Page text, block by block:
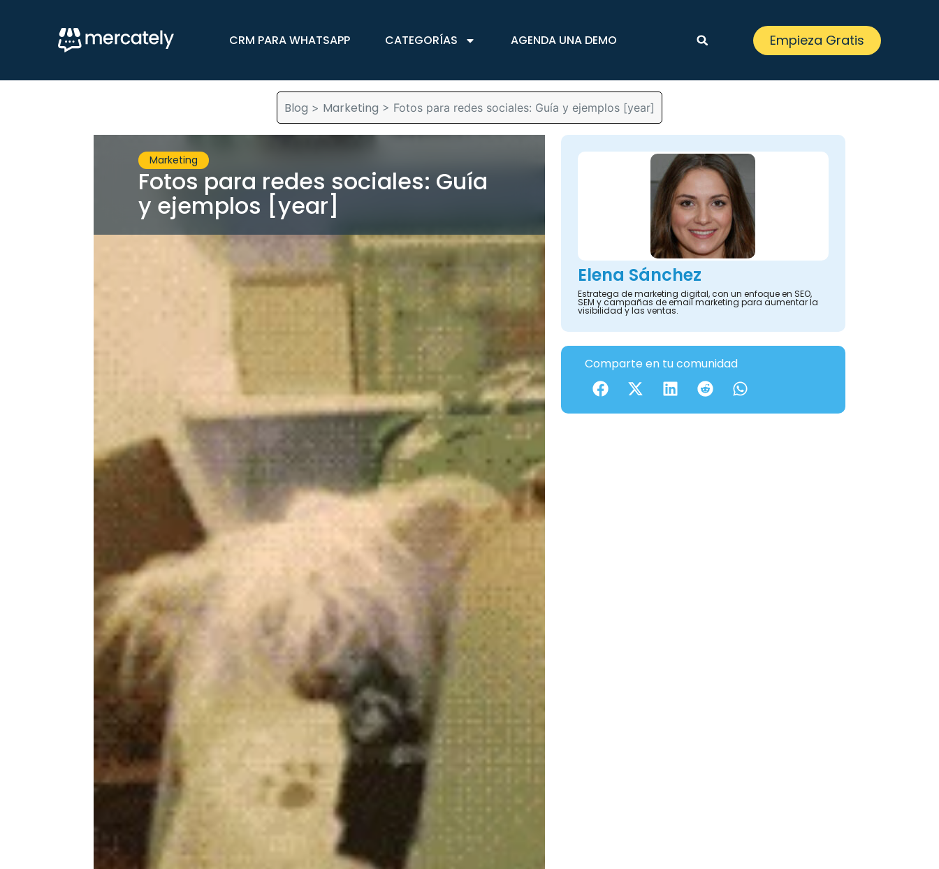
CRM PARA WHATSAPP CATEGORÍAS AGENDA UNA DEMO Empieza Gratis
Blog > Marketing > Fotos para redes sociales: Guía y ejemplos [year]
Marketing
Fotos para redes sociales: Guía
y ejemplos [year]
Elena Sánchez
Estratega de marketing digital, con un enfoque en SEO,
SEM y campañas de email marketing para aumentar la
visibilidad y las ventas.
Comparte en tu comunidad